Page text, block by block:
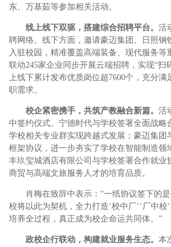
东、万基茹等参加相关活动。
线上线下双驱，搭建综合招聘平台。 活
聘网络。线下方面，邀请豪迈集团、日照钢
入驻校园，精准覆盖高端装备、现代服务等
联动245家企业同步开展云端招聘，实现“扫
上线下累计发布优质岗位超7600个，充分满
职需求。
校企紧密携手，共筑产教融合新篇。 活
中签约仪式。宁德时代与学校签署全面战略
学校相关专业群实现跨越式发展；豪迈集团
框架协议，进一步夯实了学校在智能制造领
丰玖玺城酒店有限公司与学校签署合作就业
商贸与高端文旅服务人才的培育品质。
肖梅在致辞中表示：“一纸协议签下的
校将以此为契机，全力打造‘校中厂’‘厂中
培养全过程，真正成为校企命运共同体。”
政校企行联动，构建就业服务生态。 本